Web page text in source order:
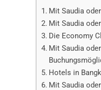
Mit Saudia
Mit Saudia
Die Economy
Mit Saudia
Hotels in
Mit Saudia